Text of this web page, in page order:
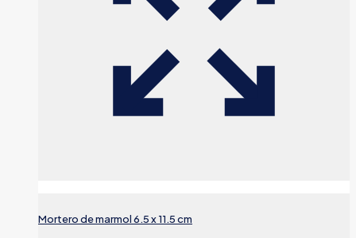
Mortero de marmol 6.5 x 11.5 cm